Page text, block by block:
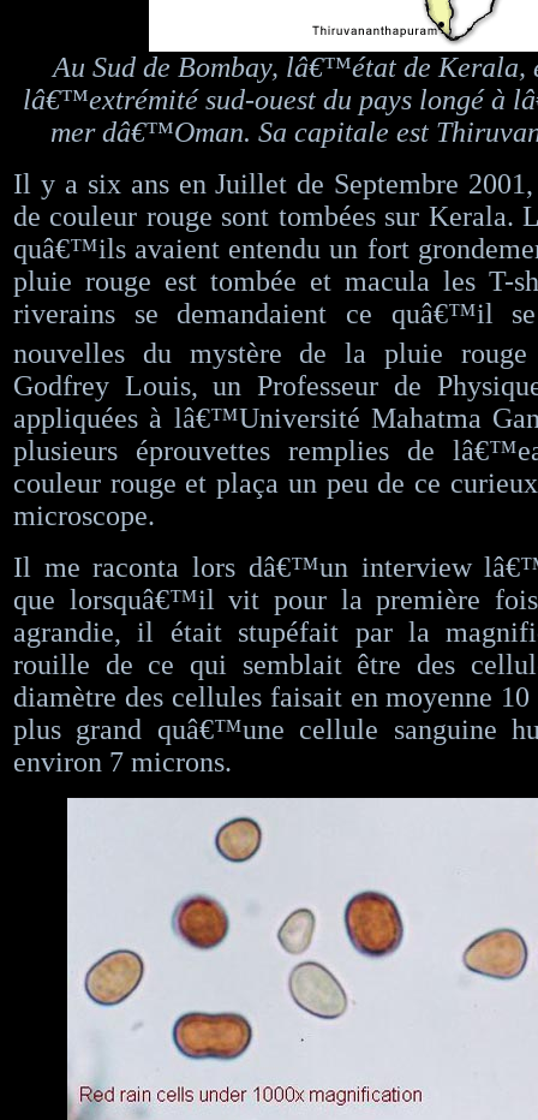
Au Sud de Bombay, lâ€™état de Kerala,
lâ€™extrémité sud-ouest du pays longé à
mer dâ€™Oman. Sa capitale est
Il y a six ans en Juillet de Septembre
de couleur rouge sont tombées sur Kerala.
quâ€™ils avaient entendu un fort
pluie rouge est tombée et macula les T-
riverains se demandaient ce quâ€™il
nouvelles du mystère de la pluie
Godfrey Louis, un Professeur de
appliquées à lâ€™Université Mahatma
plusieurs éprouvettes remplies de
couleur rouge et plaça un peu de ce
microscope.
Il me raconta lors dâ€™un interview
que lorsquâ€™il vit pour la première
agrandie, il était stupéfait par la
rouille de ce qui semblait être des
diamètre des cellules faisait en moyenne
plus grand quâ€™une cellule sanguine
environ 7 microns.